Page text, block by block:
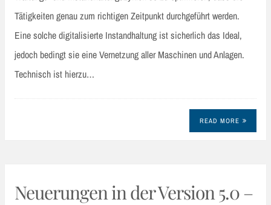
Tätigkeiten genau zum richtigen Zeitpunkt durchgeführt werden.
Eine solche digitalisierte Instandhaltung ist sicherlich das Ideal,
jedoch bedingt sie eine Vernetzung aller Maschinen und Anlagen.
Technisch ist hierzu…
READ MORE
Neuerungen in der Version 5.0 –